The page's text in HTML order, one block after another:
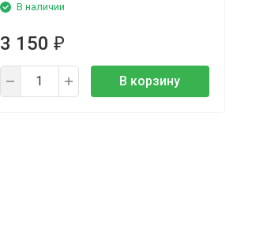
В наличии
3 150 ₽
В корзину